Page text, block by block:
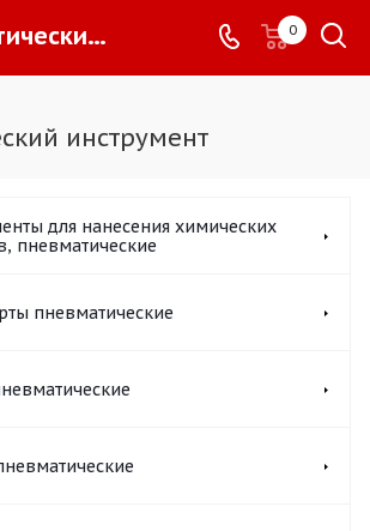
Пневматический инструмент - 0
инструмент
для нанесения химических
пневматические
пневматические